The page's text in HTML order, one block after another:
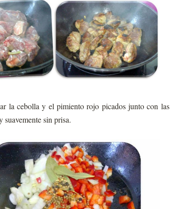
la cebolla y el pimiento rojo picados junto con las
suavemente sin prisa.